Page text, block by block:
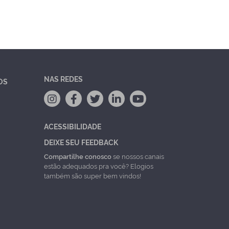
NAS REDES
ACESSIBILIDADE
DEIXE SEU FEEDBACK
Compartilhe conoscose nossos canais
estão adequados pra você? Elogios
também são super bem vindos!